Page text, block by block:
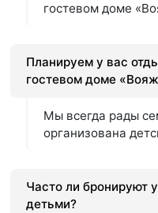
гостевом доме
Планируем у вас
гостевом доме
Мы всегда рады
организована
Часто ли бронируют
детьми?